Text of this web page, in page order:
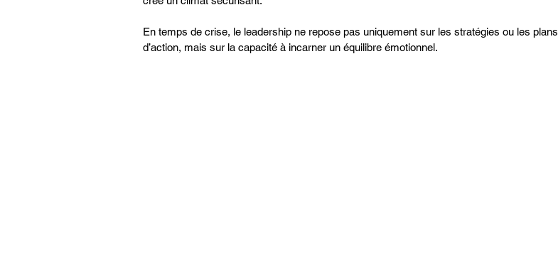
En temps de crise, le leadership ne repose pas uniquement sur les stratégies ou les plans
d’action, mais sur la capacité à incarner un équilibre émotionnel.